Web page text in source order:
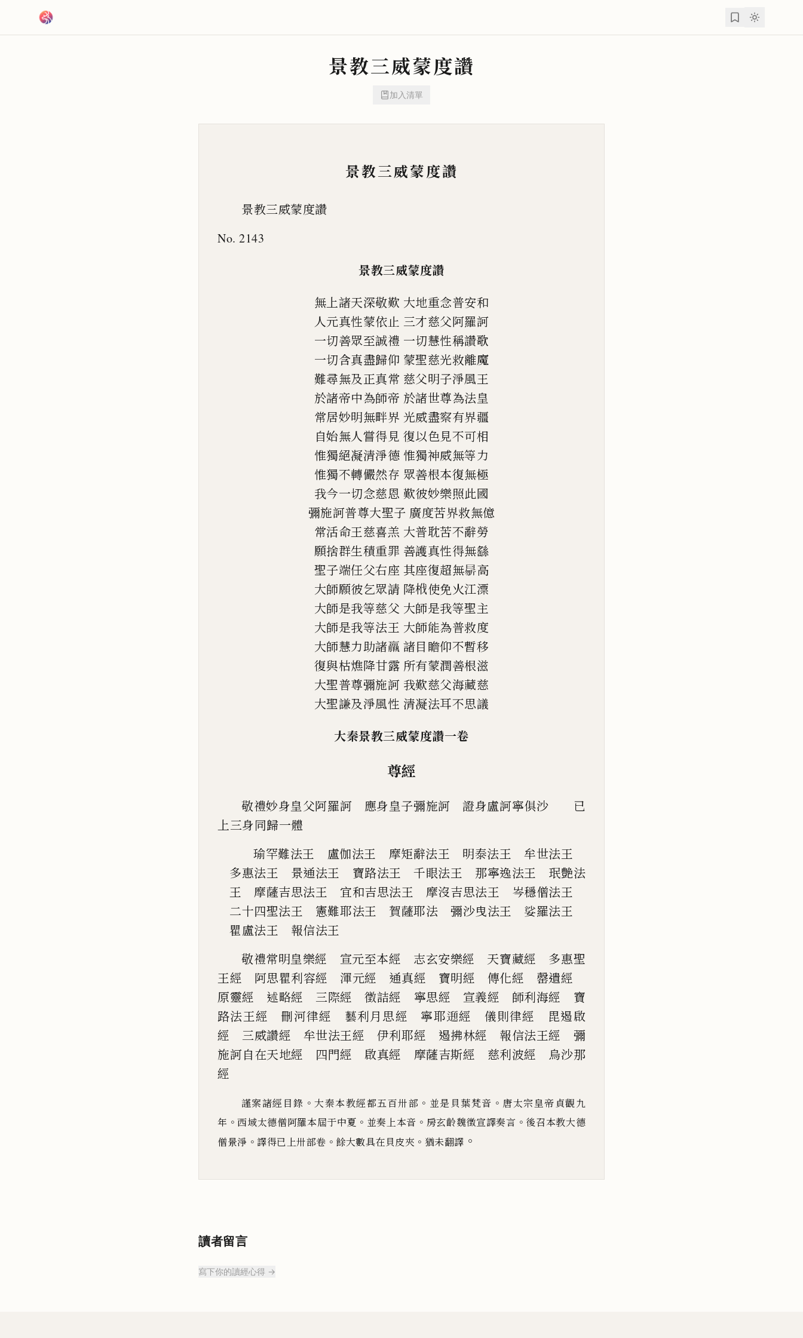
景教三威蒙度讚
加入清單
景教三威蒙度讚
景教三威蒙度讚
No. 2143
景教三威蒙度讚
無上諸天深敬歎 大地重念普安和
人元真性蒙依止 三才慈父阿羅訶
一切善眾至誠禮 一切慧性稱讚歌
一切含真盡歸仰 蒙聖慈光救離魔
難尋無及正真常 慈父明子淨風王
於諸帝中為師帝 於諸世尊為法皇
常居妙明無畔界 光威盡察有界疆
自始無人嘗得見 復以色見不可相
惟獨絕凝清淨德 惟獨神威無等力
惟獨不轉儼然存 眾善根本復無極
我今一切念慈恩 歎彼妙樂照此國
彌施訶普尊大聖子 廣度苦界救無億
常活命王慈喜羔 大普耽苦不辭勞
願捨群生積重罪 善護真性得無繇
聖子端任父右座 其座復超無𭨝高
大師願彼乞眾請 降栰使免火江漂
大師是我等慈父 大師是我等聖主
大師是我等法王 大師能為普救度
大師慧力助諸𮊵 諸目瞻仰不暫移
復與枯燋降甘露 所有蒙潤善根滋
大聖普尊彌施訶 我歎慈父海藏慈
大聖謙及淨風性 清凝法耳不思議
大秦景教三威蒙度讚一卷
尊經
敬禮妙身皇父阿羅訶 應身皇子彌施訶 證身盧訶寧俱沙 已
上三身同歸一體
瑜罕難法王 盧伽法王 摩矩辭法王 明泰法王 牟世法王
多惠法王 景通法王 寶路法王 千眼法王 那寧逸法王 珉艶法
王 摩薩吉思法王 宜和吉思法王 摩沒吉思法王 岑穩僧法王
二十四聖法王 憲難耶法王 賀薩耶法 彌沙曳法王 娑羅法王
瞿盧法王 報信法王
敬禮常明皇樂經 宣元至本經 志玄安樂經 天寶藏經 多惠聖
王經 阿思瞿利容經 渾元經 通真經 寶明經 傳化經 罄遺經
原靈經 述略經 三際經 徵詰經 寧思經 宣義經 師利海經 寶
路法王經 刪河律經 藝利月思經 寧耶𮟖經 儀則律經 毘遏啟
經 三威讚經 牟世法王經 伊利耶經 遏拂林經 報信法王經 彌
施訶自在天地經 四門經 啟真經 摩薩吉斯經 慈利波經 烏沙那
經
謹案諸經目錄 。大秦本教經都五百卅部 。 並是貝葉梵音 。 唐太宗皇帝貞觀九
年 。西域太德僧阿羅本屆于中夏 。 並奏上本音 。 房玄齡魏徵宣譯奏言 。 後召本教大德
僧景淨 。 譯得已上卅部卷 。 餘大數具在貝皮夾 。 猶未翻譯 。
讀者留言
寫下你的讀經心得 →